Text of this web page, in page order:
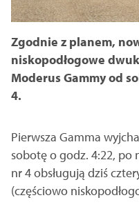
Zgodnie z planem,
niskopodłogowe
Moderus Gammy od
4.
Pierwsza Gamma
sobotę o godz. 4:22, po
nr 4 obsługują dziś
(częściowo